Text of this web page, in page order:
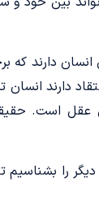
دارند که
دارند
است.
دیگر را